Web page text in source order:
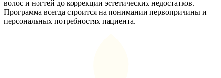
волос и ногтей до коррекции эстетических недостатков.
Программа всегда строится на понимании первопричины и
персональных потребностях пациента.